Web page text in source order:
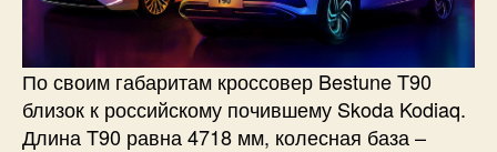
По своим габаритам кроссовер Bestune T90
близок к российскому почившему Skoda Kodiaq.
Длина T90 равна 4718 мм, колесная база –